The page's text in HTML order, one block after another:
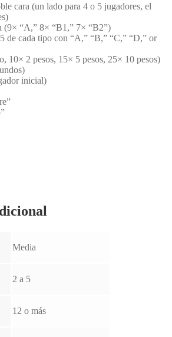
cara (un lado para 4 o 5 jugadores, el
(9× “A,” 8× “B1,” 7× “B2”)
de cada tipo con “A,” “B,” “C,” “D,” or
10× 2 pesos, 15× 5 pesos, 25× 10 pesos)
inicial)
Media
2 a 5
12 o más